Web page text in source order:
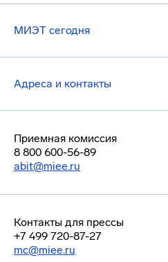
МИЭТ сегодня
Адреса и контакты
Приемная комиссия
8 800 600-56-89
abit@miee.ru
Контакты для прессы
+7 499 720-87-27
mc@miee.ru